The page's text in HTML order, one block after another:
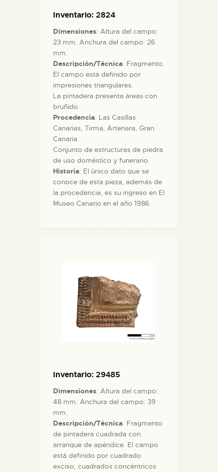
Inventario: 2824
Dimensiones: Altura del campo:
23 mm. Anchura del campo: 26
mm.
Descripción/Técnica: Fragmento.
El campo está definido por
impresiones triangulares.
La pintadera presenta áreas con
bruñido.
Procedencia: Las Casillas
Canarias, Tirma, Artenara, Gran
Canaria.
Conjunto de estructuras de piedra
de uso doméstico y funerario.
Historia: El único dato que se
conoce de esta pieza, además de
la procedencia, es su ingreso en El
Museo Canario en el año 1986.
Inventario: 29485
Dimensiones: Altura del campo:
48 mm. Anchura del campo: 39
mm.
Descripción/Técnica: Fragmento
de pintadera cuadrada con
arranque de apéndice. El campo
está definido por cuadrado
exciso, cuadrados concéntricos